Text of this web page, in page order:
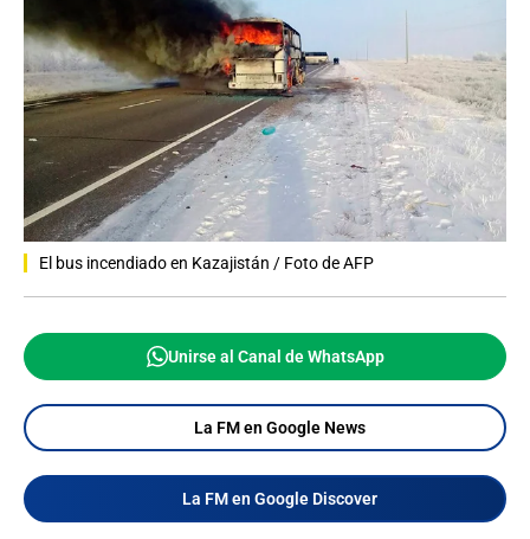
El bus incendiado en Kazajistán / Foto de AFP
Unirse al Canal de WhatsApp
La FM en Google News
La FM en Google Discover